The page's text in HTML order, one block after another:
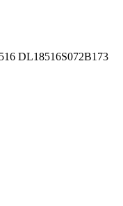
DL18516S072B173